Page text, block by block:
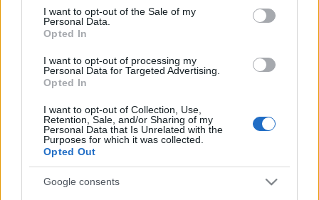
consent section.
I want to opt-out of the Sale of my
Personal Data.
Opted In
I want to opt-out of processing my
Personal Data for Targeted Advertising.
Opted In
I want to opt-out of Collection, Use,
Retention, Sale, and/or Sharing of my
Personal Data that Is Unrelated with the
Purposes for which it was collected.
Opted Out
Google consents
Az elhíresült rotterdami kirakati előadások fotó
dokumentációja, nem mond többet a előadásról készült
videofelvételeknél, de aki azokat nem látta, valami újat,
rendhagyót ismerhet meg Kovács képeiből. Az utolsó
Vajon miért itt használt először színes nyersanyagot a
művész? Ezek az Andy Warhol előadás részleteit,a New
York-i aurát és a viselkedési normákat feszegető avantgárd
bemutatásai. A több mint három évtized után az Egyetemi